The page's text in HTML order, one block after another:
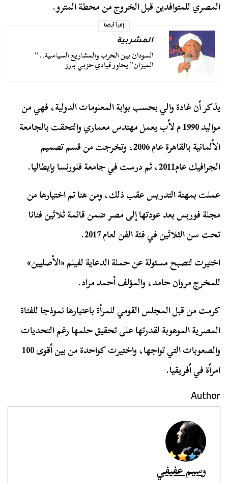
المصري للمتوافدين قبل الخروج من محطة المترو.
إقرأ أيضا
المشربية
السودان بين الحرب والمشاريع السياسية.. ”
الميزان” يحاور قيادي حزبي بارز
يذكر أن غادة والي بحسب بوابة المعلومات الدولية، فهي من
مواليد 1990 م لأب يعمل مهندس معماري والتحقت بالجامعة
الألمانية بالقاهرة عام 2006، وتخرجت من قسم تصميم
الجرافيك عام2011، ثم درست في جامعة فلورنسا بإيطاليا.
عملت بمهنة التدريس عقب ذلك، ومن هنا تم اختيارها من
مجلة فوربس بعد عودتها إلى مصر ضمن قائمة ثلاثين فنانا
تحت سن الثلاثين في فئة الفن لعام 2017.
اختيرت لتصبح مسئولة عن حملة الدعاية لفيلم «الأصليين»
للمخرج مروان حامد، والمؤلف أحمد مراد.
كرمت من قبل المجلس القومي للمرأة باعتبارها نموذجا للفتاة
المصرية الموهوبة لقدرتها على تحقيق حلمها رغم التحديات
والصعوبات التي تواجها، واختيرت كواحدة من بين أقوى 100
امرأة في أفريقيا.
Author
وسيم عفيفي